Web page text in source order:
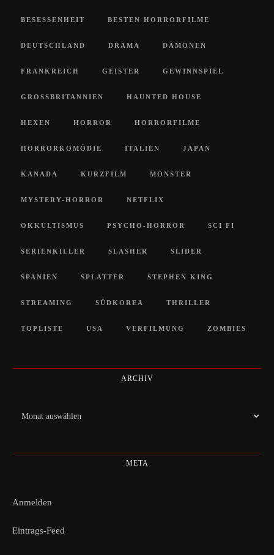
BESESSENHEIT BESTEN HORRORFILME
DEUTSCHLAND DRAMA DÄMONEN
FRANKREICH GEISTER GEWINNSPIEL
GROSSBRITANNIEN HAUNTED HOUSE
HEXEN HORROR HORRORFILME
HORRORKOMÖDIE ITALIEN JAPAN
KANADA KURZFILM MONSTER
MYSTERY-HORROR NETFLIX
OKKULTISMUS PSYCHO-HORROR SCI FI
SERIENKILLER SLASHER SLIDER
SPANIEN SPLATTER STEPHEN KING
STREAMING SÜDKOREA THRILLER
TOPLISTE USA VERFILMUNG ZOMBIES
ARCHIV
Archiv
META
Anmelden
Eintrags-Feed